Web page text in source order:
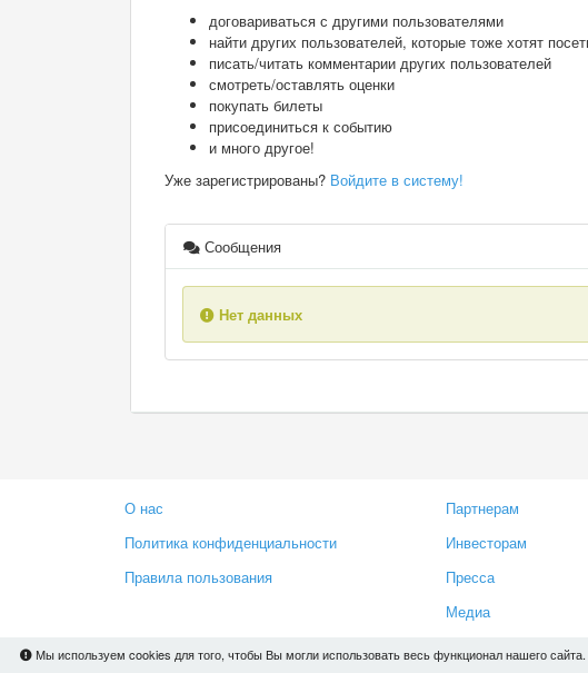
Мы используем cookies для того, чтобы Вы могли использовать весь функционал нашего
договариваться с другими пользователями
найти других пользователей, которые тоже хотят
писать/читать комментарии других пользователей
смотреть/оставлять оценки
покупать билеты
присоединиться к событию
и много другое!
Уже зарегистрированы? Войдите в систему!
Сообщения
Нет данных
О нас
Политика конфиденциальности
Правила пользования
Партнерам
Инвесторам
Пресса
Медиа